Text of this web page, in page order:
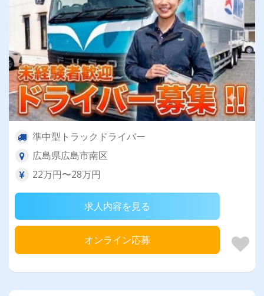
準中型トラックドライバー
広島県広島市南区
22万円〜28万円
求人内容を見る
オンライン応募